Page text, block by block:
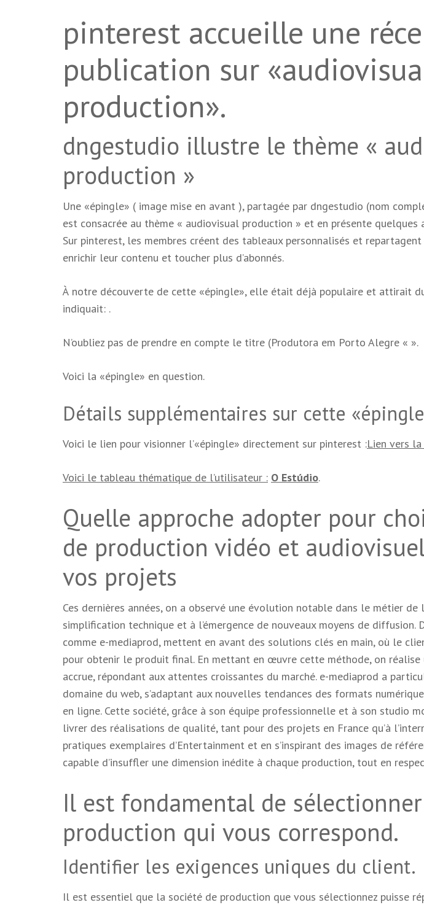
pinterest accueille une
publication sur
production».
dngestudio illustre le thème «
production »
Une «épingle» ( image mise en avant ), partagée par dngestudio (nom
est consacrée au thème « audiovisual production » et en présente quelques
Sur pinterest, les membres créent des tableaux personnalisés et
enrichir leur contenu et toucher plus d’abonnés.
À notre découverte de cette «épingle», elle était déjà populaire et attirait
indiquait: .
N’oubliez pas de prendre en compte le titre (Produtora em Porto Alegre « ».
Voici la «épingle» en question.
Détails supplémentaires sur cette
Voici le lien pour visionner l’«épingle» directement sur pinterest :Lien vers
Voici le tableau thématique de l’utilisateur : O Estúdio.
Quelle approche adopter pour
de production vidéo et
vos projets
Ces dernières années, on a observé une évolution notable dans le métier
simplification technique et à l’émergence de nouveaux moyens de diffusion.
comme e-mediaprod, mettent en avant des solutions clés en main, où le
pour obtenir le produit final. En mettant en œuvre cette méthode, on
accrue, répondant aux attentes croissantes du marché. e-mediaprod a
domaine du web, s’adaptant aux nouvelles tendances des formats
en ligne. Cette société, grâce à son équipe professionnelle et à son studio
livrer des réalisations de qualité, tant pour des projets en France qu’à
pratiques exemplaires d’Entertainment et en s’inspirant des images de
capable d’insuffler une dimension inédite à chaque production, tout en
Il est fondamental de
production qui vous correspond.
Identifier les exigences uniques du client.
Il est essentiel que la société de production que vous sélectionnez puisse